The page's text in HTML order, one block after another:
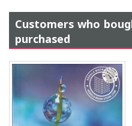
Customers who
purchased